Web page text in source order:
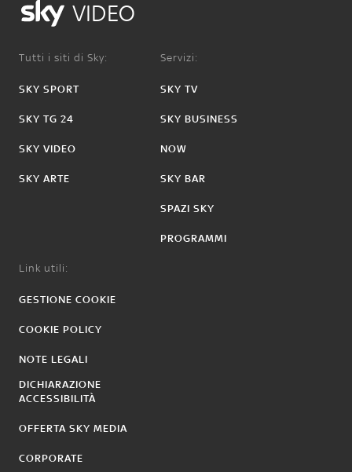
VIDEO
Tutti i siti di Sky:
SKY SPORT
SKY TG 24
SKY VIDEO
SKY ARTE
Servizi:
SKY TV
SKY BUSINESS
NOW
SKY BAR
SPAZI SKY
PROGRAMMI
Link utili:
GESTIONE COOKIE
COOKIE POLICY
NOTE LEGALI
DICHIARAZIONE
ACCESSIBILITÀ
OFFERTA SKY MEDIA
CORPORATE